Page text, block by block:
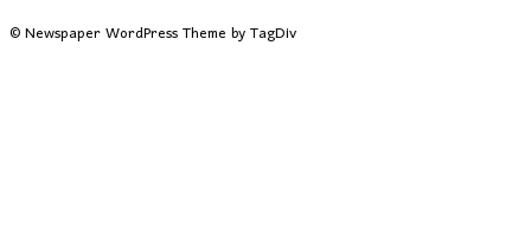
© Newspaper WordPress Theme by TagDiv